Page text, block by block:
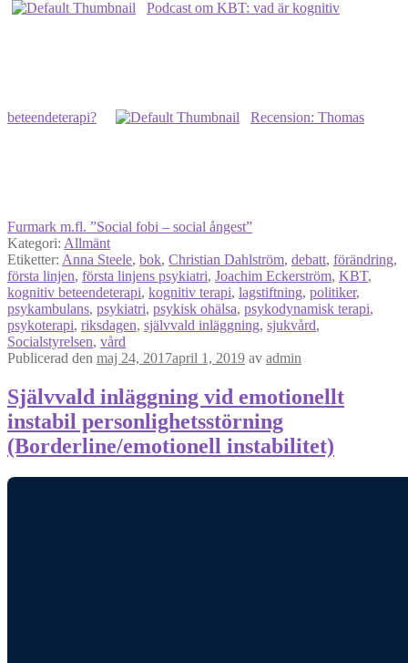
Podcast om KBT: vad är kognitiv
beteendeterapi? Recension: Thomas
Furmark m.fl. ”Social fobi – social ångest”
Kategori: Allmänt
Etiketter: Anna Steele, bok, Christian Dahlström, debatt, förändring,
första linjen, första linjens psykiatri, Joachim Eckerström, KBT,
kognitiv beteendeterapi, kognitiv terapi, lagstiftning, politiker,
psykambulans, psykiatri, psykisk ohälsa, psykodynamisk terapi,
psykoterapi, riksdagen, självvald inläggning, sjukvård,
Socialstyrelsen, vård
Publicerad den maj 24, 2017april 1, 2019 av admin
Självvald inläggning vid emotionellt
instabil personlighetsstörning
(Borderline/emotionell instabilitet)